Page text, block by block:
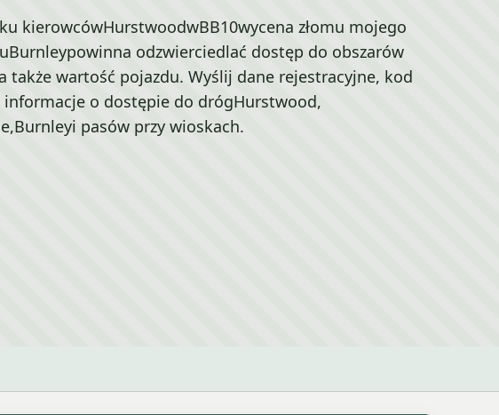
kierowcówHurstwoodwBB10wycena złomu mojego
odzwierciedlać dostęp do obszarów
także wartość pojazdu. Wyślij dane rejestracyjne, kod
informacje o dostępie do drógHurstwood,
pasów przy wioskach.